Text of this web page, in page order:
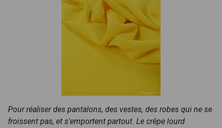
Pour réaliser des pantalons, des vestes, des robes qui ne se
froissent pas, et s'emportent partout. Le crêpe lourd